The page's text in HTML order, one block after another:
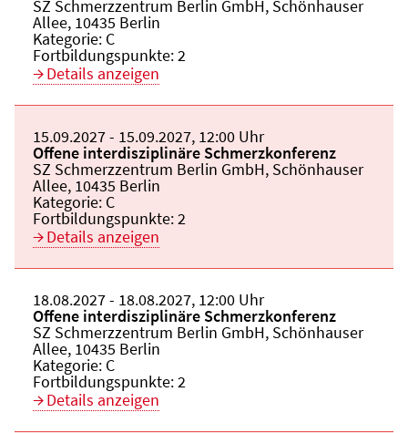
Veranstaltungsort:
SZ Schmerzzentrum Berlin GmbH, Schönhauser
Allee, 10435 Berlin
Kategorie: C
Fortbildungspunkte:2
Details anzeigen
Beginn:
15.09.2027Ende und Anfangszeit:
- 15.09.2027, 12:00 Uhr
Veranstaltungstitel:
Offene interdisziplinäre Schmerzkonferenz
Veranstaltungsort:
SZ Schmerzzentrum Berlin GmbH, Schönhauser
Allee, 10435 Berlin
Kategorie: C
Fortbildungspunkte:2
Details anzeigen
Beginn:
18.08.2027Ende und Anfangszeit:
- 18.08.2027, 12:00 Uhr
Veranstaltungstitel:
Offene interdisziplinäre Schmerzkonferenz
Veranstaltungsort:
SZ Schmerzzentrum Berlin GmbH, Schönhauser
Allee, 10435 Berlin
Kategorie: C
Fortbildungspunkte:2
Details anzeigen